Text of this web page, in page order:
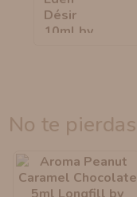
no te